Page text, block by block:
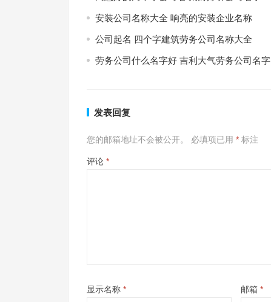
安装公司名称大全 响亮的安装企业名称
公司起名 四个字建筑劳务公司名称大全
劳务公司什么名字好 吉利大气劳务公司名字
发表回复
您的邮箱地址不会被公开。 必填项已用 * 标注
评论 *
显示名称 * 邮箱 *